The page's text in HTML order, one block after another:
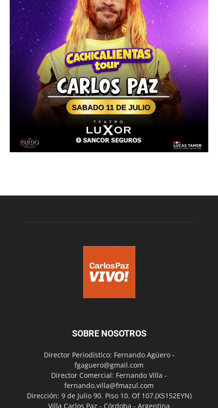
SOBRE NOSOTROS
Director Periodístico: Fernando Agüero -
fgaguero@gmail.com
Director Comercial: Fernando Villa -
fernando.villa@fmazul.com
Dirección: 9 de Julio 90. Piso 10. Of 107.(X5152EYN)
Villa Carlos Paz - Córdoba - Argentina